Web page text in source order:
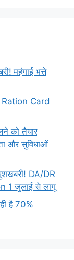
महंगाई भत्ते
Ration Card
को तैयार
और सुविधाओं
DA/DR
1 जुलाई से लागू
है 70%